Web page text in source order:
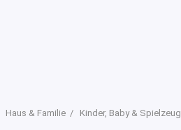
Haus & Familie Kinder, Baby & Spielzeug